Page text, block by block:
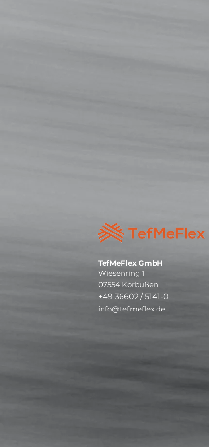
TefMeFlex GmbH
Wiesenring 1
07554 Korbußen
+49 36602 / 5141-0
info@tefmeflex.de